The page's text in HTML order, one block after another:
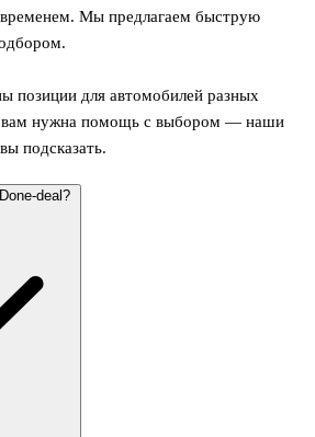
временем. Мы предлагаем быструю
позиции для автомобилей разных
вам нужна помощь с выбором — наши
подсказать.
deal?